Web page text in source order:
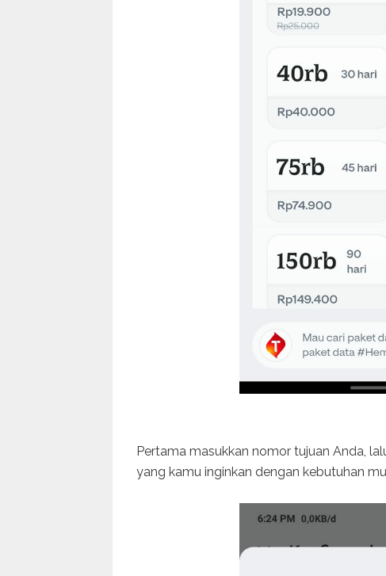
Pertama masukkan nomor tujuan Anda,
yang kamu inginkan dengan kebutuhan